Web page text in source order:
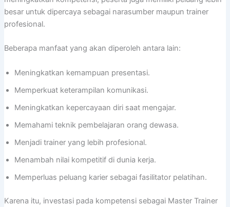
besar untuk dipercaya sebagai narasumber maupun trainer
profesional.
Beberapa manfaat yang akan diperoleh antara lain:
Meningkatkan kemampuan presentasi.
Memperkuat keterampilan komunikasi.
Meningkatkan kepercayaan diri saat mengajar.
Memahami teknik pembelajaran orang dewasa.
Menjadi trainer yang lebih profesional.
Menambah nilai kompetitif di dunia kerja.
Memperluas peluang karier sebagai fasilitator pelatihan.
Karena itu, investasi pada kompetensi sebagai Master Trainer